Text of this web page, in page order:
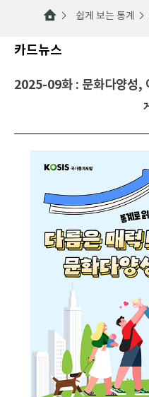
쉽게 보는 통계
카드뉴스
2025-09화 : 문화다양성,